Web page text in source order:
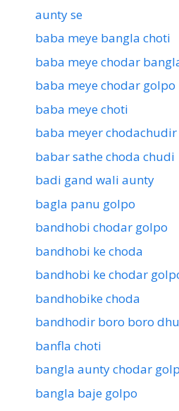
aunty se
baba meye bangla choti
baba meye chodar
baba meye chodar golpo
baba meye choti
baba meyer
babar sathe choda chudi
badi gand wali aunty
bagla panu golpo
bandhobi chodar golpo
bandhobi ke choda
bandhobi ke chodar
bandhobike choda
bandhodir boro boro
banfla choti
bangla aunty chodar
bangla baje golpo